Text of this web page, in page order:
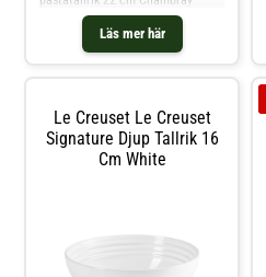
Läs mer här
Le Creuset Le Creuset
Signature Djup Tallrik 16
Cm White